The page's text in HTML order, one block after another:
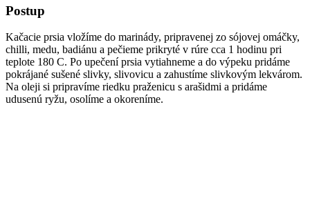
Postup
Kačacie prsia vložíme do marinády, pripravenej zo sójovej omáčky,
chilli, medu, badiánu a pečieme prikryté v rúre cca 1 hodinu pri
teplote 180 C. Po upečení prsia vytiahneme a do výpeku pridáme
pokrájané sušené slivky, slivovicu a zahustíme slivkovým lekvárom.
Na oleji si pripravíme riedku praženicu s arašidmi a pridáme
udusenú ryžu, osolíme a okoreníme.